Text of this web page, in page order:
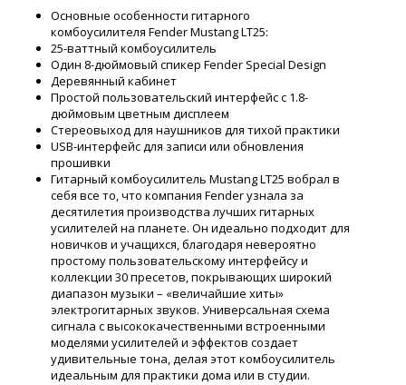
Основные особенности гитарного
комбоусилителя Fender Mustang LT25:
25-ваттный комбоусилитель
Один 8-дюймовый спикер Fender Special Design
Деревянный кабинет
Простой пользовательский интерфейс с 1.8-
дюймовым цветным дисплеем
Стереовыход для наушников для тихой практики
USB-интерфейс для записи или обновления
прошивки
Гитарный комбоусилитель Mustang LT25 вобрал в
себя все то, что компания Fender узнала за
десятилетия производства лучших гитарных
усилителей на планете. Он идеально подходит для
новичков и учащихся, благодаря невероятно
простому пользовательскому интерфейсу и
коллекции 30 пресетов, покрывающих широкий
диапазон музыки – «величайшие хиты»
электрогитарных звуков. Универсальная схема
сигнала с высококачественными встроенными
моделями усилителей и эффектов создает
удивительные тона, делая этот комбоусилитель
идеальным для практики дома или в студии.